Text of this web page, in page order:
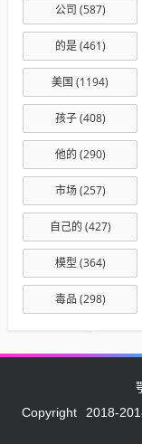
公司 (587)
的是(461)
美国 (1194)
孩子(408)
他的 (290)
市场(257)
自己的 (427)
模型 (364)
毒品 (298)
Copyright 2018-